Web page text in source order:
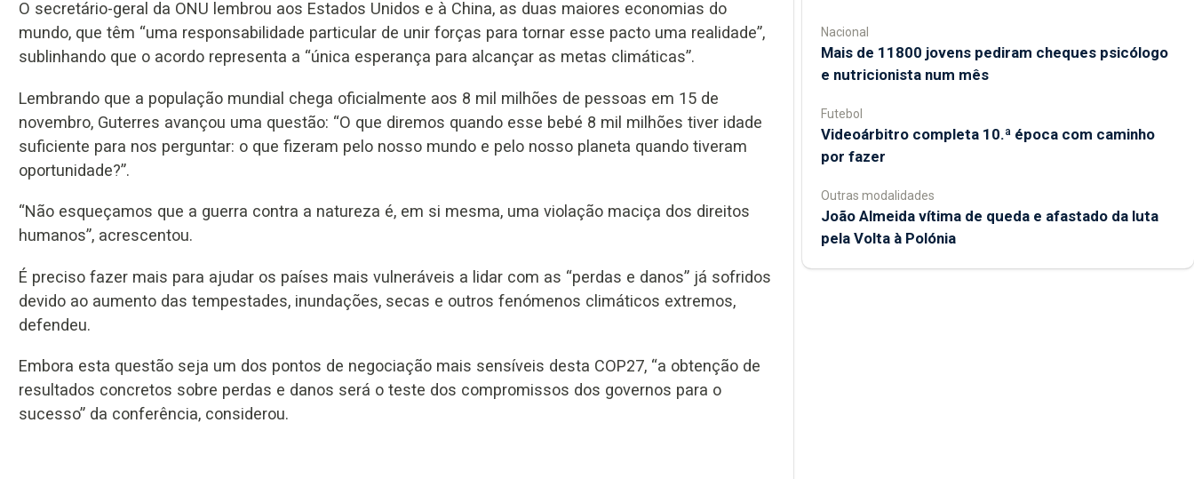
O secretário-geral da ONU lembrou aos Estados Unidos e à China, as duas maiores economias do
mundo, que têm “uma responsabilidade particular de unir forças para tornar esse pacto uma realidade”,
sublinhando que o acordo representa a “única esperança para alcançar as metas climáticas”.
Lembrando que a população mundial chega oficialmente aos 8 mil milhões de pessoas em 15 de
novembro, Guterres avançou uma questão: “O que diremos quando esse bebé 8 mil milhões tiver idade
suficiente para nos perguntar: o que fizeram pelo nosso mundo e pelo nosso planeta quando tiveram
oportunidade?”.
“Não esqueçamos que a guerra contra a natureza é, em si mesma, uma violação maciça dos direitos
humanos”, acrescentou.
É preciso fazer mais para ajudar os países mais vulneráveis a lidar com as “perdas e danos” já sofridos
devido ao aumento das tempestades, inundações, secas e outros fenómenos climáticos extremos,
defendeu.
Embora esta questão seja um dos pontos de negociação mais sensíveis desta COP27, “a obtenção de
resultados concretos sobre perdas e danos será o teste dos compromissos dos governos para o
sucesso” da conferência, considerou.
Nacional
Mais de 11800 jovens pediram cheques psicólogo
e nutricionista num mês
Futebol
Videoárbitro completa 10.ª época com caminho
por fazer
Outras modalidades
João Almeida vítima de queda e afastado da luta
pela Volta à Polónia